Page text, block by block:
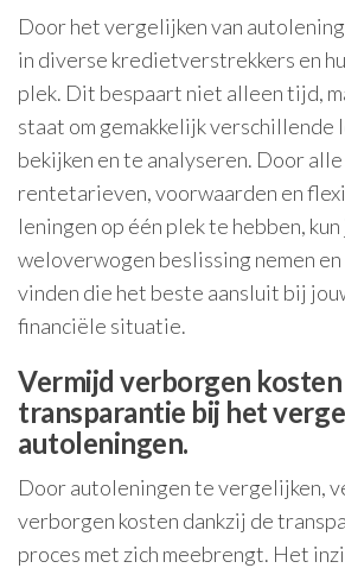
Door het vergelijken van
in diverse kredietverstrekkers en
plek. Dit bespaart niet alleen tijd,
staat om gemakkelijk
bekijken en te analyseren. Door
rentetarieven, voorwaarden en
leningen op één plek te hebben, kun
weloverwogen beslissing nemen
vinden die het beste aansluit bij
financiële situatie.
Vermijd verborgen
transparantie bij het
autoleningen.
Door autoleningen te vergelijken,
verborgen kosten dankzij de
proces met zich meebrengt. Het